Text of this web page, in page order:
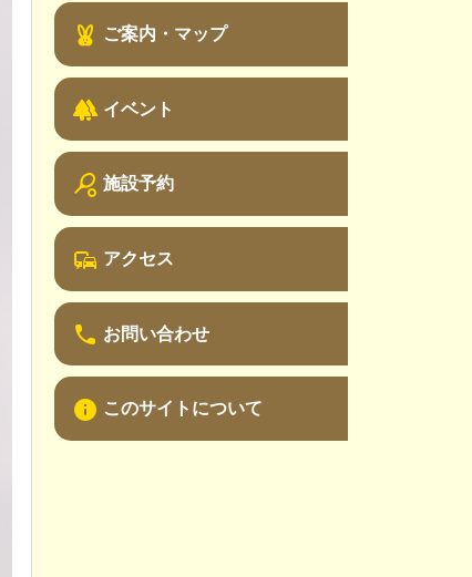
cruelty_free ご案内・マップ
forest イベント
sports_tennis 施設予約
commute アクセス
phone お問い合わせ
info このサイトについて